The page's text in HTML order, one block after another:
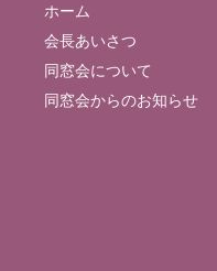
ホーム
会長あいさつ
同窓会について
同窓会からのお知らせ